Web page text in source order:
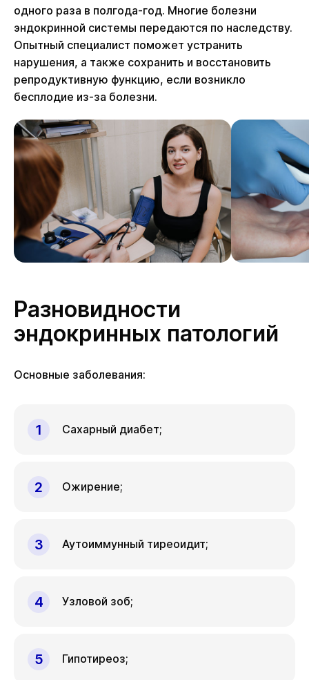
одного раза в полгода-год. Многие болезни
эндокринной системы передаются по наследству.
Опытный специалист поможет устранить
нарушения, а также сохранить и восстановить
репродуктивную функцию, если возникло
бесплодие из-за болезни.
Разновидности
эндокринных патологий
Основные заболевания:
Сахарный диабет;
Ожирение;
Аутоиммунный тиреоидит;
Узловой зоб;
Гипотиреоз;